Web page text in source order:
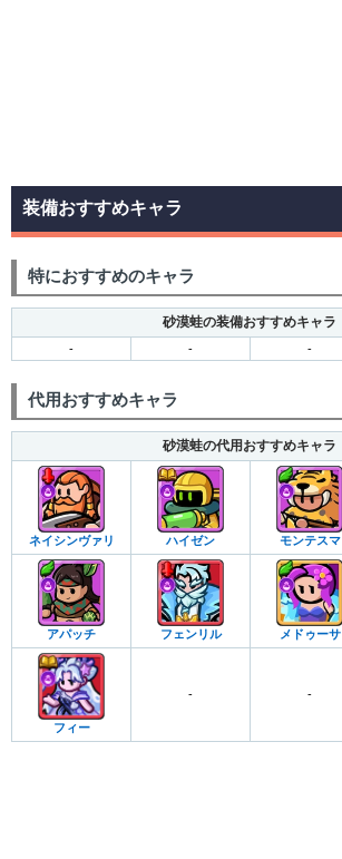
装備おすすめキャラ
特におすすめのキャラ
砂漠蛙の装備おすすめキャラ
- - -
代用おすすめキャラ
砂漠蛙の代用おすすめキャラ
ネイシンヴァリ ハイゼン モンテスマ
アパッチ フェンリル メドゥーサ
フィー
- -